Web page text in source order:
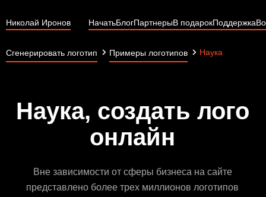
Николай Иронов НачатьБлогПартнерыВ подарокПоддержка
Сгенерировать логотип Примеры логотипов Наука
Наука, создать лого
онлайн
Вне зависимости от сферы бизнеса на сайте
представлено более трех миллионов логотипов